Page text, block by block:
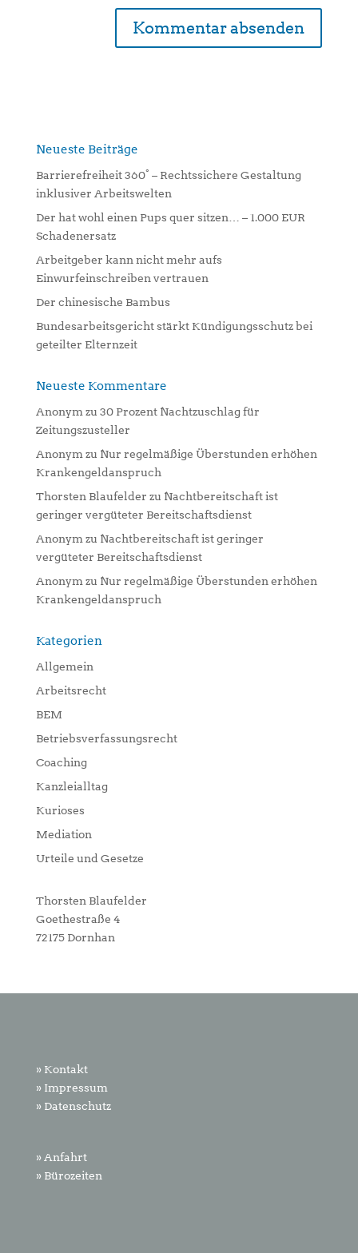
n
v
e
:
Neueste Beiträge
Barrierefreiheit 360° – Rechtssichere Gestaltung
inklusiver Arbeitswelten
Der hat wohl einen Pups quer sitzen… – 1.000 EUR
Schadenersatz
Arbeitgeber kann nicht mehr aufs
Einwurfeinschreiben vertrauen
Der chinesische Bambus
Bundesarbeitsgericht stärkt Kündigungsschutz bei
geteilter Elternzeit
Neueste Kommentare
Anonym zu 30 Prozent Nachtzuschlag für
Zeitungszusteller
Anonym zu Nur regelmäßige Überstunden erhöhen
Krankengeldanspruch
Thorsten Blaufelder zu Nachtbereitschaft ist
geringer vergüteter Bereitschaftsdienst
Anonym zu Nachtbereitschaft ist geringer
vergüteter Bereitschaftsdienst
Anonym zu Nur regelmäßige Überstunden erhöhen
Krankengeldanspruch
Kategorien
Allgemein
Arbeitsrecht
BEM
Betriebsverfassungsrecht
Coaching
Kanzleialltag
Kurioses
Mediation
Urteile und Gesetze
Thorsten Blaufelder
Goethestraße 4
72175 Dornhan
» Kontakt
» Impressum
» Datenschutz
» Anfahrt
» Bürozeiten